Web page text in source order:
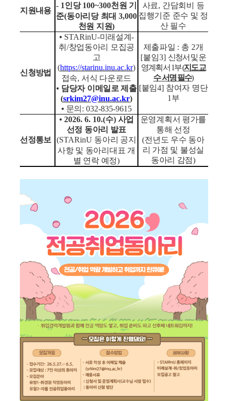
지원내용
- 1인당100~300천원 기
준(동아리당 최대 3,000
천원 지원)
사료, 간담회비 등
집행기준 준수 및 정
산 필수
신청방법
⦁ STARinU-미래설계-
취 /창업동아리 모집공
고
(https://starinu.inu.ac.kr)
접속,서식 다운로드
⦁ 담당자 이메일로 제출
(srkim27@inu.ac.kr)
⦁ 문의 : 032-835-9615
제출파일 : 총 2개
[붙임3] 신청서 및 운
영계획서 1부(지도교
수 서명 필수)
[붙임4] 참여자 명단
1 부
선정통보
⦁ 2026. 6. 10.(수) 사업
선정 동아리 발표
(STARinU 동아리 공지
사항 및 동아리대표 개
별 연락 예정)
운영계획서 평가를
통해 선정
(전년도 우수 동아
리 가점 및 불성실
동아리 감점)